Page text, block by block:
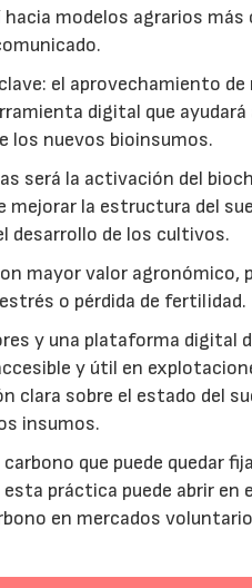
modelos agrarios
el aprovechamiento
digital que
los nuevos bioinsumos.
será la activación del
la estructura del
desarrollo de los cultivos.
mayor valor
o pérdida de fertilidad.
y una plataforma digital
y útil en
clara sobre el estado del
insumos.
que puede quedar
práctica puede abrir
en mercados